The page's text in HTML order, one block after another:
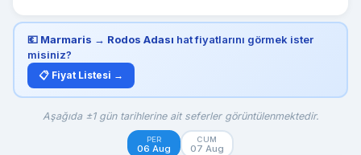
💶 Marmaris → Rodos Adası hat fiyatlarını görmek ister
misiniz?
📋 Fiyat Listesi →
Aşağıda ±1 gün tarihlerine ait seferler görüntülenmektedir.
PER
06 Aug
CUM
07 Aug